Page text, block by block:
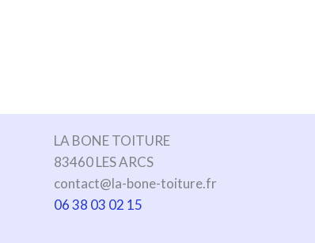
LA BONE TOITURE
83460 LES ARCS
contact@la-bone-toiture.fr
06 38 03 02 15